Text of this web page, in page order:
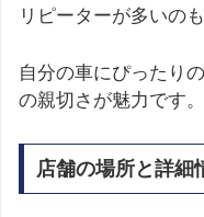
リピーターが多いの
自分の車にぴったり
の親切さが魅力です。
店舗の場所と詳細